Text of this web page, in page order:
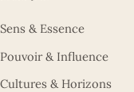
Sens & Essence
Pouvoir & Influence
Cultures & Horizons